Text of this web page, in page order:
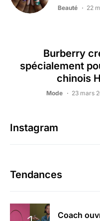
Beauté 22
Burberry
spécialement
chinois
Mode 23 mars
Instagram
Tendances
Coach